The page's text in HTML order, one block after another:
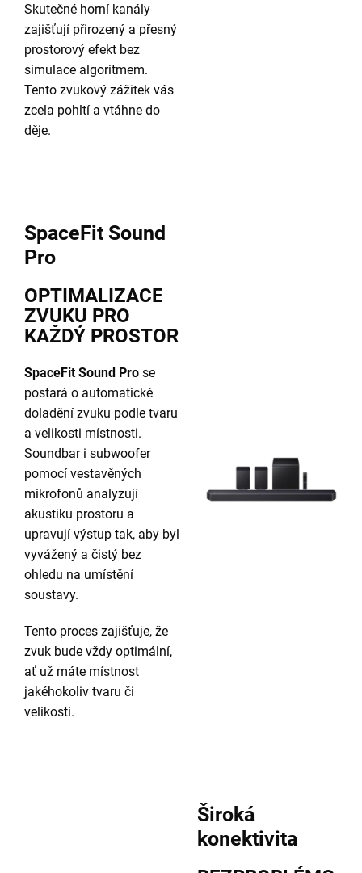
Skutečné horní kanály
zajišťují přirozený a přesný
prostorový efekt bez
simulace algoritmem.
Tento zvukový zážitek vás
zcela pohltí a vtáhne do
děje.
SpaceFit Sound
Pro
OPTIMALIZACE
ZVUKU PRO
KAŽDÝ PROSTOR
SpaceFit Sound Pro se
postará o automatické
doladění zvuku podle tvaru
a velikosti místnosti.
Soundbar i subwoofer
pomocí vestavěných
mikrofonů analyzují
akustiku prostoru a
upravují výstup tak, aby byl
vyvážený a čistý bez
ohledu na umístění
soustavy.
Tento proces zajišťuje, že
zvuk bude vždy optimální,
ať už máte místnost
jakéhokoliv tvaru či
velikosti.
Široká
konektivita